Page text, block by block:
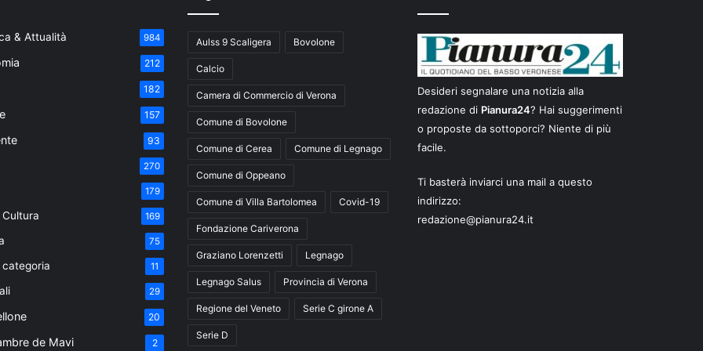
& Attualità 984
212
182
157
93
270
179
169
75
categoria 11
29
20
de Mavi 2
Aulss 9 Scaligera Bovolone
Calcio
Camera di Commercio di Verona
Comune di Bovolone
Comune di Cerea Comune di Legnago
Comune di Oppeano
Comune di Villa Bartolomea Covid-19
Fondazione Cariverona
Graziano Lorenzetti Legnago
Legnago Salus Provincia di Verona
Regione del Veneto Serie C girone A
Serie D
Desideri segnalare una notizia alla
redazione di Pianura24? Hai suggerimenti
o proposte da sottoporci? Niente di più
facile.
Ti basterà inviarci una mail a questo
indirizzo:
redazione@pianura24.it